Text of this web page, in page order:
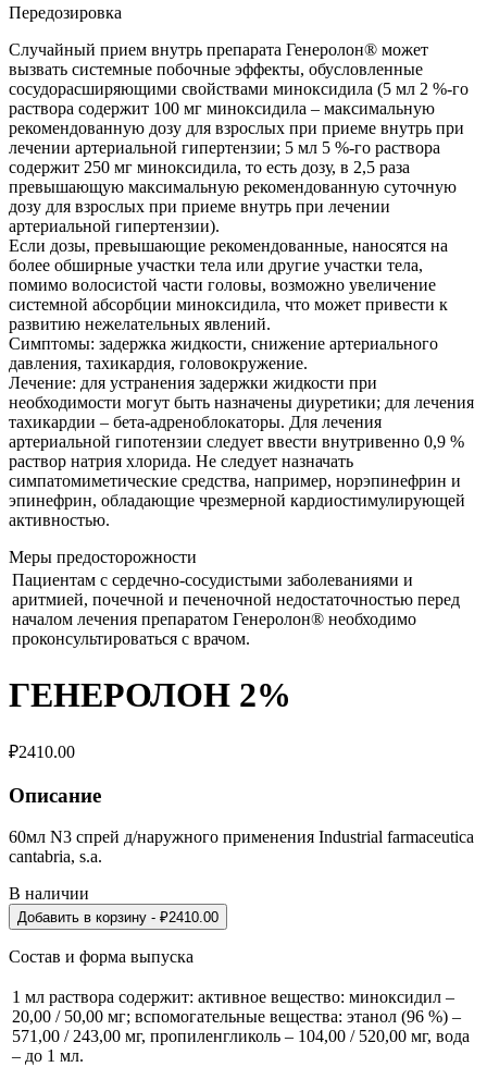
Передозировка
Случайный прием внутрь препарата Генеролон® может
вызвать системные побочные эффекты, обусловленные
сосудорасширяющими свойствами миноксидила (5 мл 2 %-го
раствора содержит 100 мг миноксидила – максимальную
рекомендованную дозу для взрослых при приеме внутрь при
лечении артериальной гипертензии; 5 мл 5 %-го раствора
содержит 250 мг миноксидила, то есть дозу, в 2,5 раза
превышающую максимальную рекомендованную суточную
дозу для взрослых при приеме внутрь при лечении
артериальной гипертензии).
Если дозы, превышающие рекомендованные, наносятся на
более обширные участки тела или другие участки тела,
помимо волосистой части головы, возможно увеличение
системной абсорбции миноксидила, что может привести к
развитию нежелательных явлений.
Симптомы: задержка жидкости, снижение артериального
давления, тахикардия, головокружение.
Лечение: для устранения задержки жидкости при
необходимости могут быть назначены диуретики; для лечения
тахикардии – бета-адреноблокаторы. Для лечения
артериальной гипотензии следует ввести внутривенно 0,9 %
раствор натрия хлорида. Не следует назначать
симпатомиметические средства, например, норэпинефрин и
эпинефрин, обладающие чрезмерной кардиостимулирующей
активностью.
Меры предосторожности
Пациентам с сердечно-сосудистыми заболеваниями и
аритмией, почечной и печеночной недостаточностью перед
началом лечения препаратом Генеролон® необходимо
проконсультироваться с врачом.
ГЕНЕРОЛОН 2%
₽2410.00
Описание
60мл N3 спрей д/наружного применения Industrial farmaceutica
cantabria, s.a.
В наличии
Добавить в корзину - ₽2410.00
Состав и форма выпуска
1 мл раствора содержит: активное вещество: миноксидил –
20,00 / 50,00 мг; вспомогательные вещества: этанол (96 %) –
571,00 / 243,00 мг, пропиленгликоль – 104,00 / 520,00 мг, вода
– до 1 мл.